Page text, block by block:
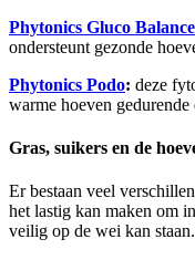
Phytonics Gluco Balance
ondersteunt gezonde
Phytonics Podo: deze
warme hoeven gedurende
Gras, suikers en de
Er bestaan veel
het lastig kan maken om
veilig op de wei kan staan.